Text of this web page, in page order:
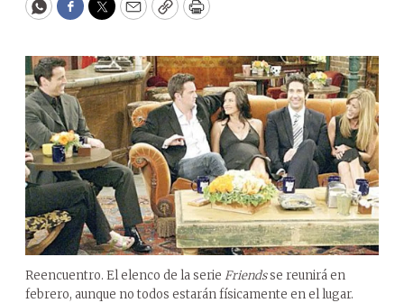
WhatsApp
Facebook
Twitter
EmailCopyPrint
Reencuentro. El elenco de la serie Friendsse reunirá en
febrero, aunque no todos estarán físicamente en el lugar.